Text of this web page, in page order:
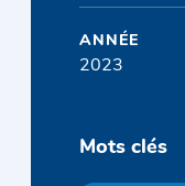
ANNÉE
2023
Mots clés